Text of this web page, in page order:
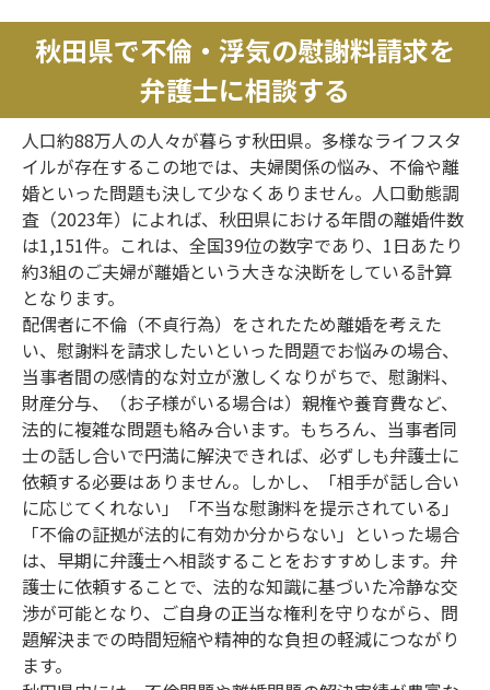
秋田県で不倫・浮気の慰謝料請求を
弁護士に相談する
人口約88万人の人々が暮らす秋田県。多様なライフスタ
イルが存在するこの地では、夫婦関係の悩み、不倫や離
婚といった問題も決して少なくありません。人口動態調
査（2023年）によれば、秋田県における年間の離婚件数
は1,151件。これは、全国39位の数字であり、1日あたり
約3組のご夫婦が離婚という大きな決断をしている計算
となります。
配偶者に不倫（不貞行為）をされたため離婚を考えた
い、慰謝料を請求したいといった問題でお悩みの場合、
当事者間の感情的な対立が激しくなりがちで、慰謝料、
財産分与、（お子様がいる場合は）親権や養育費など、
法的に複雑な問題も絡み合います。もちろん、当事者同
士の話し合いで円満に解決できれば、必ずしも弁護士に
依頼する必要はありません。しかし、「相手が話し合い
に応じてくれない」「不当な慰謝料を提示されている」
「不倫の証拠が法的に有効か分からない」といった場合
は、早期に弁護士へ相談することをおすすめします。弁
護士に依頼することで、法的な知識に基づいた冷静な交
渉が可能となり、ご自身の正当な権利を守りながら、問
題解決までの時間短縮や精神的な負担の軽減につながり
ます。